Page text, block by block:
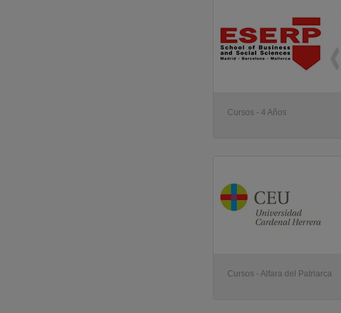
Cursos - 4 Años
Cursos - Alfara del Patriarca